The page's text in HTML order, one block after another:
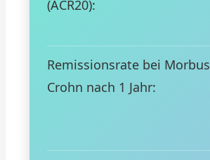
(ACR20):
Remissionsrate bei Morbus
Crohn nach 1 Jahr: